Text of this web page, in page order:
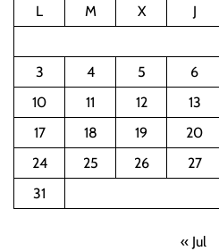
L
M X J
3
4 5 6
10
11 12 13
17
18 19 20
24
25 26 27
31
« Jul